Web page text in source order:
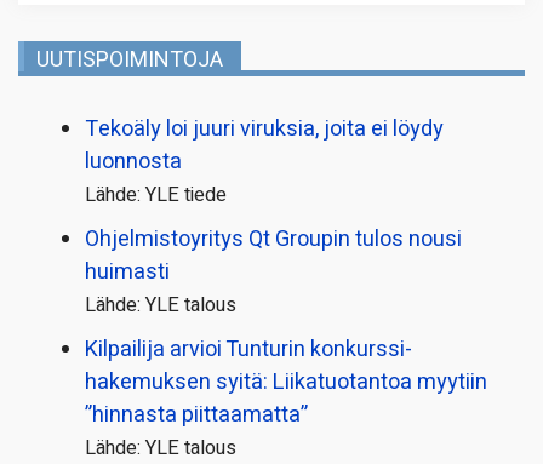
UUTISPOIMINTOJA
Tekoäly loi juuri viruksia, joita ei löydy
luonnosta
Lähde: YLE tiede
Ohjelmistoyritys Qt Groupin tulos nousi
huimasti
Lähde: YLE talous
Kilpailija arvioi Tunturin konkurssi­
hakemuksen syitä: Liikatuotantoa myytiin
”hinnasta piittaamatta”
Lähde: YLE talous